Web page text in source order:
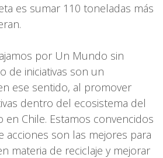
es sumar 110 toneladas más
por Un Mundo sin
de iniciativas son un
ese sentido, al promover
dentro del ecosistema del
en Chile. Estamos convencidos
acciones son las mejores para
materia de reciclaje y mejorar